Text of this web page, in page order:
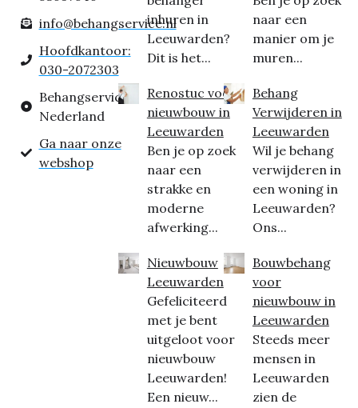
info@behangservice.nl
Hoofdkantoor:
030-2072303
Behangservice
Nederland
Ga naar onze
webshop
inhuren in
Leeuwarden?
Dit is het...
Renostuc voor
nieuwbouw in
Leeuwarden
Ben je op zoek
naar een
strakke en
moderne
afwerking...
Nieuwbouw
Leeuwarden
Gefeliciteerd
met je bent
uitgeloot voor
nieuwbouw
Leeuwarden!
Een nieuw...
naar een
manier om je
muren...
Behang
Verwijderen in
Leeuwarden
Wil je behang
verwijderen in
een woning in
Leeuwarden?
Ons...
Bouwbehang
voor
nieuwbouw in
Leeuwarden
Steeds meer
mensen in
Leeuwarden
zien de